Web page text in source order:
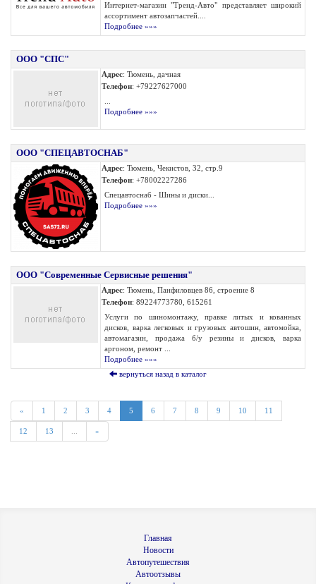
Интернет-магазин "Тренд-Авто" представляет широкий
ассортимент автозапчастей....
Подробнее »»»
ООО "СПС"
Адрес: Тюмень, дачная
Телефон: +79227627000
Подробнее »»»
ООО "СПЕЦАВТОСНАБ"
Адрес: Тюмень, Чекистов, 32, стр.9
Телефон: +78002227286
Спецавтоснаб - Шины и диски...
Подробнее »»»
ООО "Современные Сервисные решения"
Адрес: Тюмень, Панфиловцев 86, строение 8
Телефон: 89224773780, 615261
Услуги по шиномонтажу, правке литых и кованных
дисков, варка легковых и грузовых автошин, автомойка,
автомагазин, продажа б/у резины и дисков, варка
аргоном, ремонт ...
Подробнее »»»
вернуться назад в каталог
« 1 2 3 4 5 6 7 8 9 10 11
12 13 »
Главная
Новости
Автопутешествия
Автоотзывы